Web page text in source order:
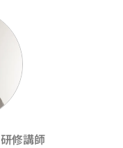
研修講師